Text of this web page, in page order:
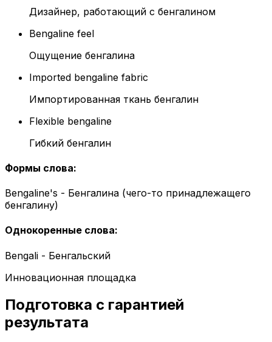
Дизайнер, работающий с бенгалином
Bengaline feel
Ощущение бенгалина
Imported bengaline fabric
Импортированная ткань бенгалин
Flexible bengaline
Гибкий бенгалин
Формы слова:
Bengaline's - Бенгалина (чего-то принадлежащего
бенгалину)
Однокоренные слова:
Bengali - Бенгальский
Инновационная площадка
Подготовка с гарантией
результата